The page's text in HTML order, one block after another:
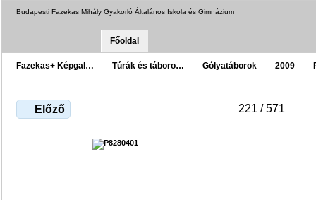
Budapesti Fazekas Mihály Gyakorló Általános Iskola és Gimnázium
Főoldal
Fazekas+ Képgal… Túrák és táboro… Gólyatáborok 2009
Előző 221 / 571